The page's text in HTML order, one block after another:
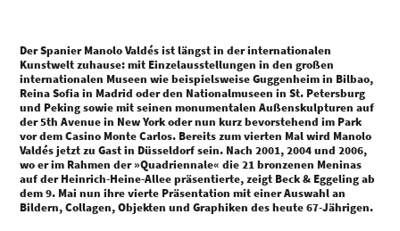
Der Spanier Manolo Valdés ist längst in der internationalen
Kunstwelt zuhause: mit Einzelausstellungen in den großen
internationalen Museen wie beispielsweise Guggenheim in Bilbao,
Reina Sofia in Madrid oder den Nationalmuseen in St. Petersburg
und Peking sowie mit seinen monumentalen Außenskulpturen auf
der 5th Avenue in New York oder nun kurz bevorstehend im Park
vor dem Casino Monte Carlos. Bereits zum vierten Mal wird Manolo
Valdés jetzt zu Gast in Düsseldorf sein. Nach 2001, 2004 und 2006,
wo er im Rahmen der »Quadriennale« die 21 bronzenen Meninas
auf der Heinrich-Heine-Allee präsentierte, zeigt Beck & Eggeling ab
dem 9. Mai nun ihre vierte Präsentation mit einer Auswahl an
Bildern, Collagen, Objekten und Graphiken des heute 67-Jährigen.